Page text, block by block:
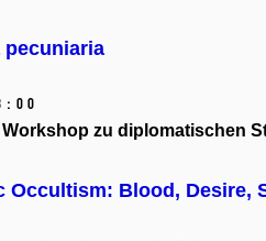
pecuniaria
Workshop zu diplomatischen
Occultism: Blood, Desire,